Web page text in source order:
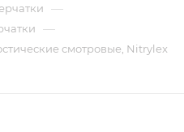
—
—
смотровые, Nitrylex